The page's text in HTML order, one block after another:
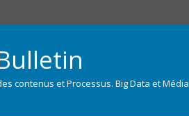
contenus et Processus. Big Data et